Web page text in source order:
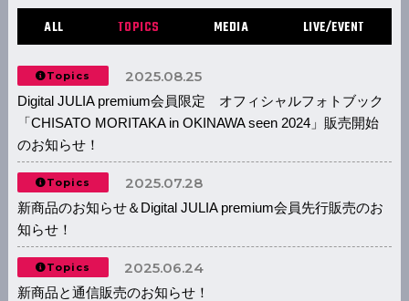
ALL TOPICS MEDIA LIVE/EVENT
Topics 2025.08.25
Digital JULIA premium会員限定 オフィシャルフォトブック
「CHISATO MORITAKA in OKINAWA seen 2024」販売開始
のお知らせ！
Topics 2025.07.28
新商品のお知らせ＆Digital JULIA premium会員先行販売のお
知らせ！
Topics 2025.06.24
新商品と通信販売のお知らせ！